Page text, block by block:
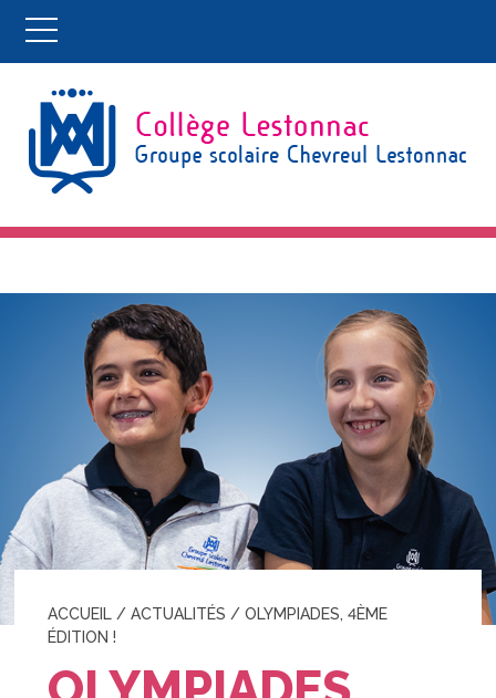
ACCUEIL /ACTUALITÉS /OLYMPIADES, 4ÈME
ÉDITION !